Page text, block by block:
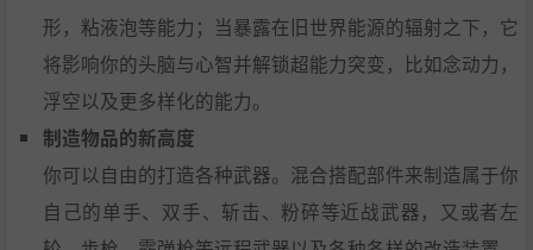
形，粘液泡等能力；当暴露在旧世界能源的辐射之下，它
将影响你的头脑与心智并解锁超能力突变，比如念动力，
浮空以及更多样化的能力。
制造物品的新高度
你可以自由的打造各种武器。混合搭配部件来制造属于你
自己的单手、双手、斩击、粉碎等近战武器，又或者左